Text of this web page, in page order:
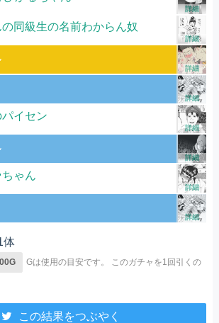
詳細
同級生の名前わからん奴
詳細
詳細
詳細
イセン
詳細
詳細
ゃん
詳細
詳細
体
Gは使用の目安です。 このガチャを1回引くの
この結果をつぶやく